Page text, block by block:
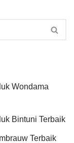
Wondama
Bintuni Terbaik
Terbaik